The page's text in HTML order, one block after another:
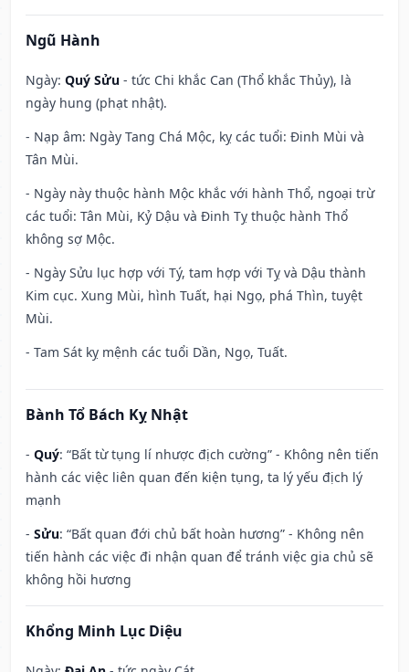
Ngũ Hành
Ngày: Quý Sửu - tức Chi khắc Can (Thổ khắc Thủy), là
ngày hung (phạt nhật).
- Nạp âm: Ngày Tang Chá Mộc, kỵ các tuổi: Đinh Mùi và
Tân Mùi.
- Ngày này thuộc hành Mộc khắc với hành Thổ, ngoại trừ
các tuổi: Tân Mùi, Kỷ Dậu và Đinh Tỵ thuộc hành Thổ
không sợ Mộc.
- Ngày Sửu lục hợp với Tý, tam hợp với Tỵ và Dậu thành
Kim cục. Xung Mùi, hình Tuất, hại Ngọ, phá Thìn, tuyệt
Mùi.
- Tam Sát kỵ mệnh các tuổi Dần, Ngọ, Tuất.
Bành Tổ Bách Kỵ Nhật
- Quý: “Bất từ tụng lí nhược địch cường” - Không nên tiến
hành các việc liên quan đến kiện tụng, ta lý yếu địch lý
mạnh
- Sửu: “Bất quan đới chủ bất hoàn hương” - Không nên
tiến hành các việc đi nhận quan để tránh việc gia chủ sẽ
không hồi hương
Khổng Minh Lục Diệu